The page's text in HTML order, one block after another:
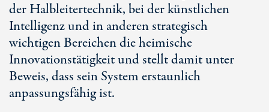
der Halbleitertechnik, bei der künstlichen
Intelligenz und in anderen strategisch
wichtigen Bereichen die heimische
Innovationstätigkeit und stellt damit unter
Beweis, dass sein System erstaunlich
anpassungsfähig ist.